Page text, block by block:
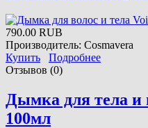
790.00 RUB
Производитель: Cosmavera
Купить
Подробнее
Отзывов (0)
Дымка для тела
100мл